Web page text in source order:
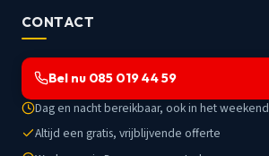
CONTACT
Bel nu 085 019 44 59
Dag en nacht bereikbaar, ook in het weekend
Altijd een gratis, vrijblijvende offerte